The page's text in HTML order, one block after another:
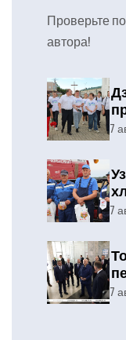
Проверьте
автора!
7
7
7